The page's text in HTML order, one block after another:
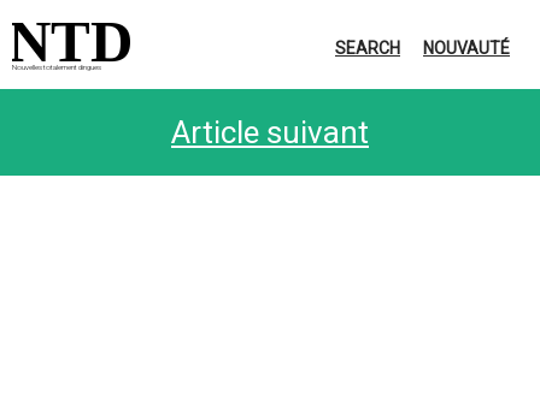
Nouvelles totalement dingues
NTD SEARCH NOUVAUTÉ
Article suivant